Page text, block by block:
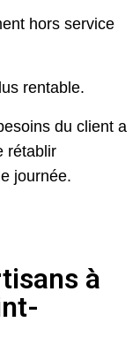
hors service
rentable.
du client a
rétablir
journée.
à